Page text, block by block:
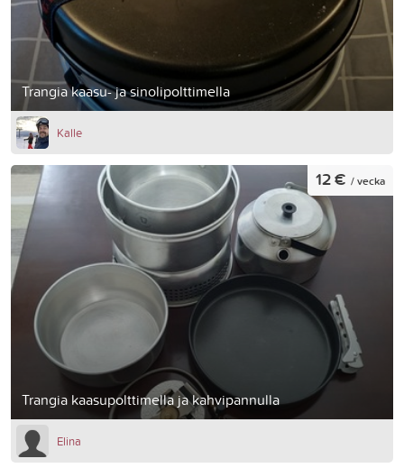
Trangia kaasu- ja sinolipolttimella
Kalle
Trangia kaasupolttimella ja kahvipannulla
12 € / vecka
Elina